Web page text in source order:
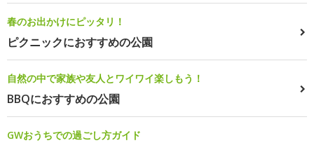
春のお出かけにピッタリ！
ピクニックにおすすめの公園
自然の中で家族や友人とワイワイ楽しもう！
BBQにおすすめの公園
GWおうちでの過ごし方ガイド